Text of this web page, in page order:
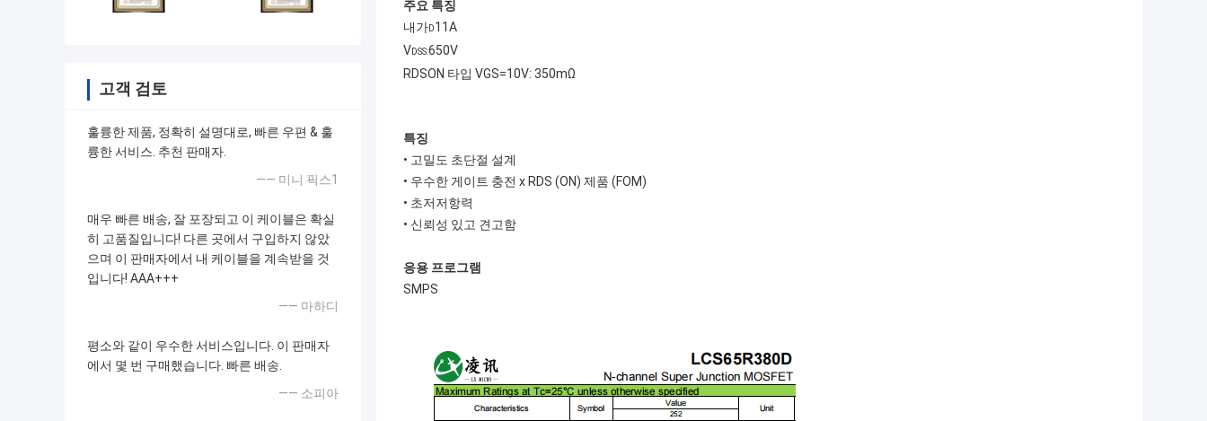
고객 검토
훌륭한 제품, 정확히 설명대로, 빠른 우편 & 훌
륭한 서비스. 추천 판매자.
—— 미니 픽스1
매우 빠른 배송, 잘 포장되고 이 케이블은 확실
히 고품질입니다! 다른 곳에서 구입하지 않았
으며 이 판매자에서 내 케이블을 계속받을 것
입니다! AAA+++
—— 마하디
평소와 같이 우수한 서비스입니다. 이 판매자
에서 몇 번 구매했습니다. 빠른 배송.
—— 소피아
주요 특징
내가D11A
VDSS:650V
RDSON 타입 VGS=10V: 350mΩ
특징
• 고밀도 초단절 설계
• 우수한 게이트 충전 x RDS (ON) 제품 (FOM)
• 초저저항력
• 신뢰성 있고 견고함
응용 프로그램
SMPS